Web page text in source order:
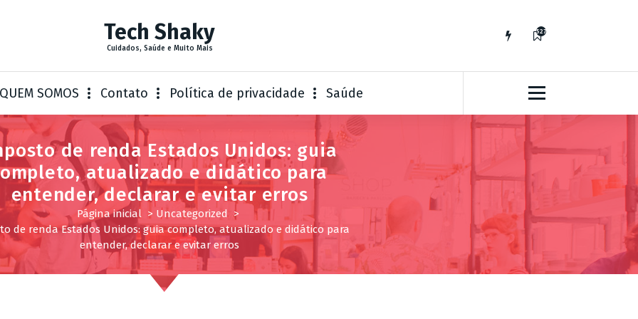
Tech Shaky
Cuidados, Saúde e Muito Mais
527
QUEM SOMOS Contato Política de privacidade Saúde
de renda Estados Unidos: guia
atualizado e didático para
entender, declarar e evitar erros
Página inicial > Uncategorized>
de renda Estados Unidos: guia completo, atualizado e didático para
entender, declarar e evitar erros